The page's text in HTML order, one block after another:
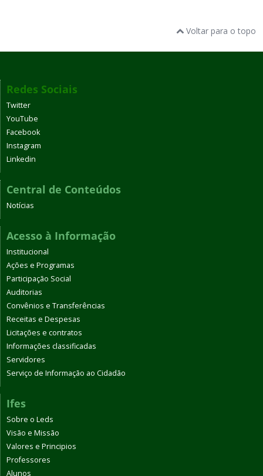
Voltar para o topo
Redes Sociais
Twitter
YouTube
Facebook
Instagram
Linkedin
Central de Conteúdos
Notícias
Acesso à Informação
Institucional
Ações e Programas
Participação Social
Auditorias
Convênios e Transferências
Receitas e Despesas
Licitações e contratos
Informações classificadas
Servidores
Serviço de Informação ao Cidadão
Ifes
Sobre o Leds
Visão e Missão
Valores e Principios
Professores
Alunos